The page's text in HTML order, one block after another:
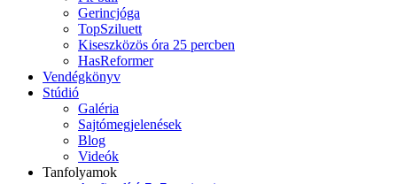
Gerincjóga
TopSziluett
Kiseszközös óra 25 percben
HasReformer
Vendégkönyv
Stúdió
Galéria
Sajtómegjelenések
Blog
Videók
Tanfolyamok